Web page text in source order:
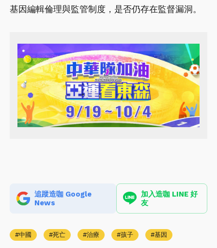
基因編輯倫理與監管制度，是否仍存在監督漏洞。
追蹤造咖 Google
News
加入造咖 LINE 好
友
中國 死亡 治療 孩子 基因